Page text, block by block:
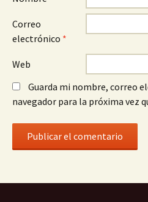
Correo
electrónico *
Web
Guarda mi nombre, correo
navegador para la próxima vez